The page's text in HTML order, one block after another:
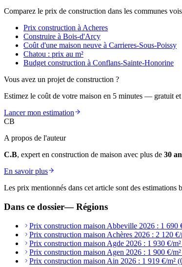
Comparez le prix de construction dans les communes
Prix construction à Acheres
Construire à Bois-d'Arcy
Coût d'une maison neuve à Carrieres-Sous-Poissy
Chatou : prix au m²
Budget construction à Conflans-Sainte-Honorine
Vous avez un projet de construction ?
Estimez le coût de votre maison en 5 minutes — gratuit et
Lancer mon estimation
CB
A propos de l'auteur
C.B, expert en construction de maison avec plus de 30
En savoir plus
Les prix mentionnés dans cet article sont des
Dans ce dossier—Régions
Prix construction maison Abbeville 2026 : 1 690
Prix construction maison Achères 2026 : 2 120 €/
Prix construction maison Agde 2026 : 1 930 €/
Prix construction maison Agen 2026 : 1 900 €/
Prix construction maison Ain 2026 : 1 919 €/m²